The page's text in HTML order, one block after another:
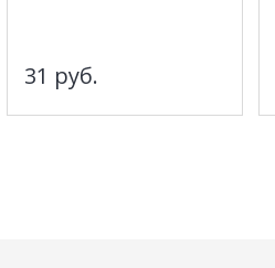
31 руб.